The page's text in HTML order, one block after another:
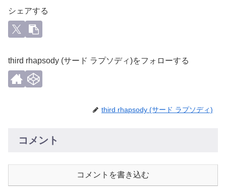
シェアする
third rhapsody (サード ラプソディ)をフォローする
third rhapsody (サード ラプソディ)
コメント
コメントを書き込む